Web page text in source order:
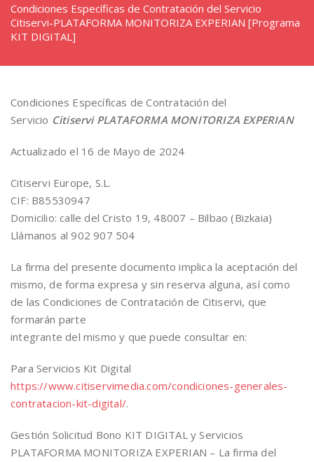
Condiciones Específicas de Contratación del Servicio
Citiservi-PLATAFORMA MONITORIZA EXPERIAN [Programa
KIT DIGITAL]
Condiciones Específicas de Contratación del
Servicio Citiservi PLATAFORMA MONITORIZA EXPERIAN
Actualizado el 16 de Mayo de 2024
Citiservi Europe, S.L.
CIF: B85530947
Domicilio: calle del Cristo 19, 48007 – Bilbao (Bizkaia)
Llámanos al 902 907 504
La firma del presente documento implica la aceptación del
mismo, de forma expresa y sin reserva alguna, así como
de las Condiciones de Contratación de Citiservi, que
formarán parte
integrante del mismo y que puede consultar en:
Para Servicios Kit Digital
https://www.citiservimedia.com/condiciones-generales-
contratacion-kit-digital/.
Gestión Solicitud Bono KIT DIGITAL y Servicios
PLATAFORMA MONITORIZA EXPERIAN – La firma del